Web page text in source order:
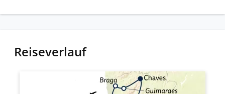
Reiseverlauf